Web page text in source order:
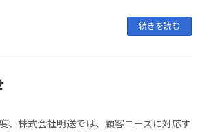
続きを読む
、株式会社明送では、顧客ニーズに対応す